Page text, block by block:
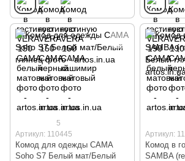
5
Артикул: 110445
Комод для одежды CAMA
Soho S7 Белый мат/Белый
Артикул:
Комод в
SAMBA